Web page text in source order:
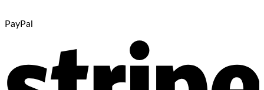
PayPal